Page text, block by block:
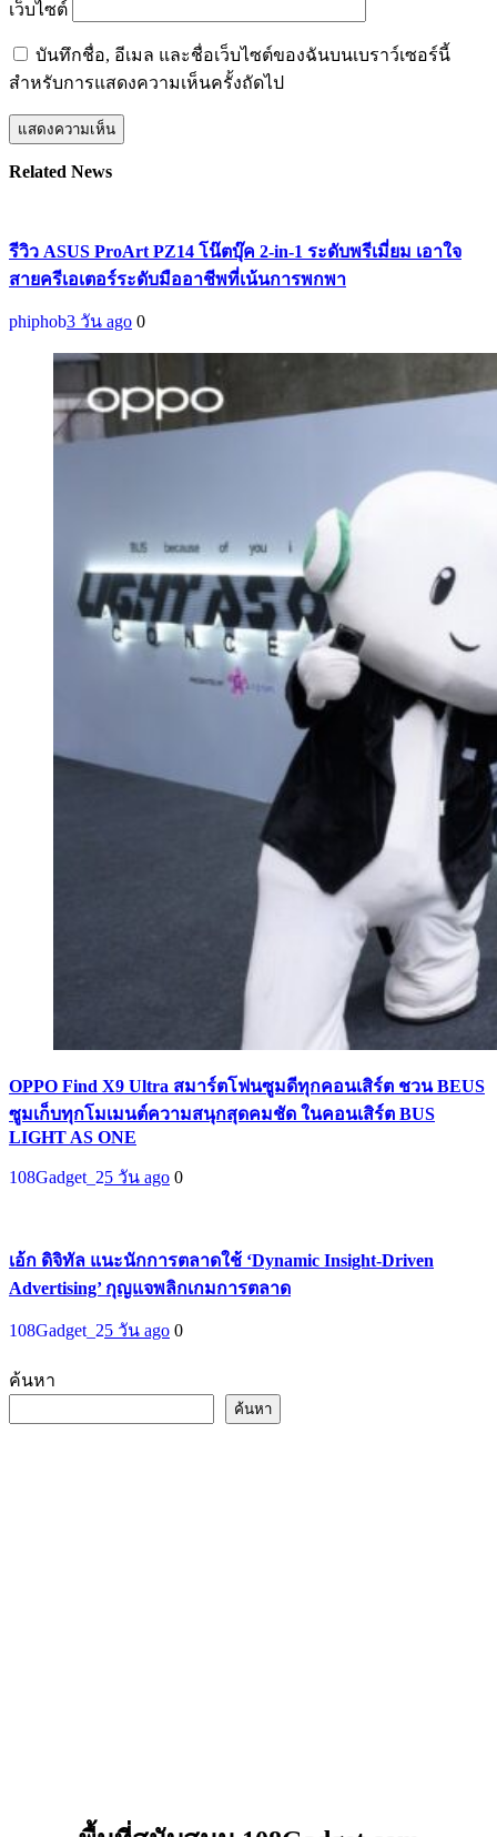
เว็บไซต์
บันทึกชื่อ, อีเมล และชื่อเว็บไซต์ของฉันบนเบราว์เซอร์นี้
สำหรับการแสดงความเห็นครั้งถัดไป
Related News
รีวิว ASUS ProArt PZ14 โน๊ตบุ๊ค 2-in-1 ระดับพรีเมี่ยม เอาใจ
สายครีเอเตอร์ระดับมืออาชีพที่เน้นการพกพา
phiphob3 วัน ago 0
OPPO Find X9 Ultra สมาร์ตโฟนซูมดีทุกคอนเสิร์ต ชวน BEUS
ซูมเก็บทุกโมเมนต์ความสนุกสุดคมชัด ในคอนเสิร์ต BUS
LIGHT AS ONE
108Gadget_25 วัน ago 0
เอ้ก ดิจิทัล แนะนักการตลาดใช้ ‘Dynamic Insight-Driven
Advertising’ กุญแจพลิกเกมการตลาด
108Gadget_25 วัน ago 0
ค้นหา
ค้นหา